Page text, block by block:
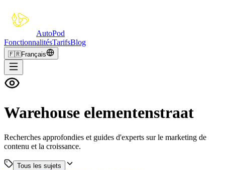
AutoPod
FonctionnalitésTarifsBlog
🇫🇷Français
Warehouse elementenstraat
Recherches approfondies et guides d'experts sur le marketing de
contenu et la croissance.
Tous les sujets